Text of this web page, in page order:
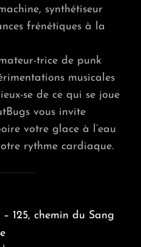
synthétiseur
frénétiques à la
trice de punk
musicales
se de ce qui se joue
vous invite
votre glace à l’eau
rythme cardiaque.
125, chemin du Sang